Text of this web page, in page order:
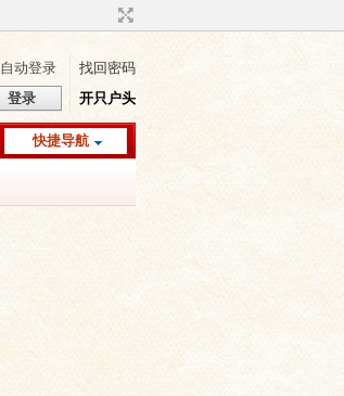
自动登录
找回密码
登录 开只户头
快捷导航